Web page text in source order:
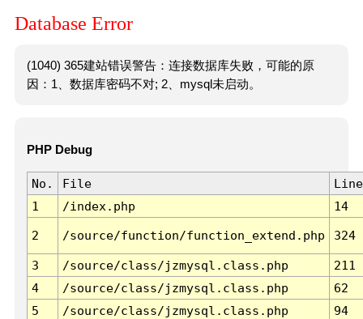
Database Error
(1040) 365建站错误警告：连接数据库失败，可能的原
因：1、数据库密码不对; 2、mysql未启动。
PHP Debug
No. File
Line
1
/index.php 14
2 /source/function/function_extend.php 324
3 /source/class/jzmysql.class.php
211
4
/source/class/jzmysql.class.php
62
5
/source/class/jzmysql.class.php
94